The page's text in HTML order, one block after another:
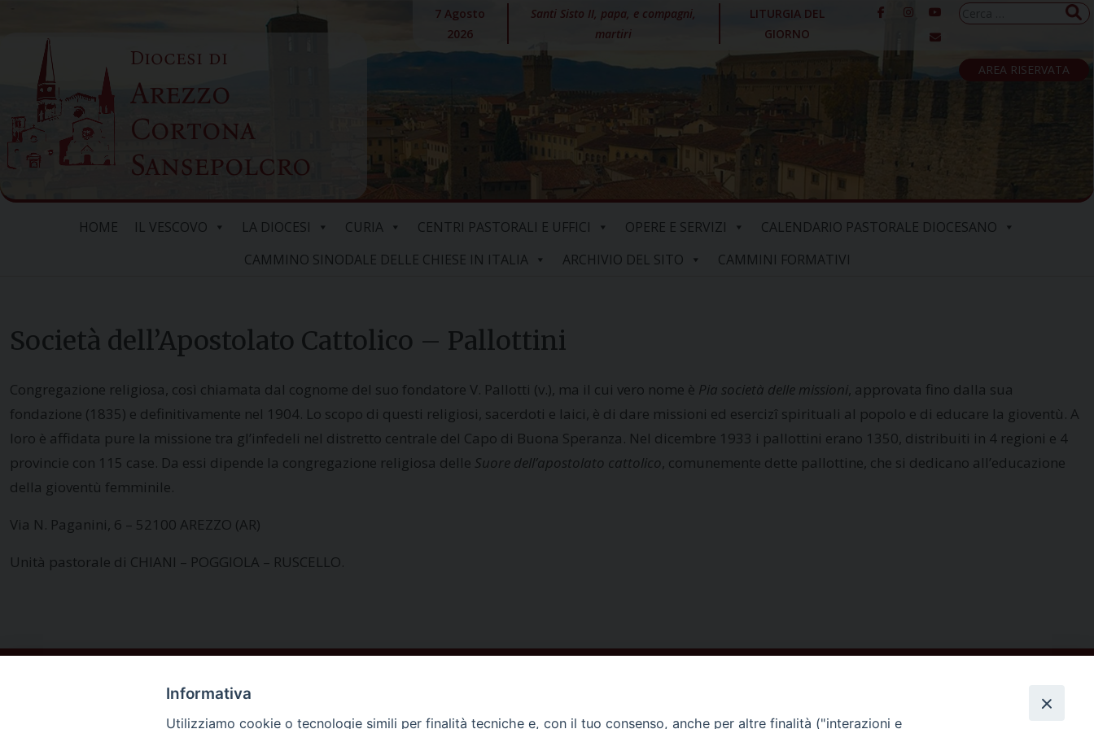
content
Diocesi di
Arezzo
Cortona
Sansepolcro
7 Agosto
2026
Santi Sisto II, papa, e compagni,
martiri
LITURGIA DEL
GIORNO
Ricerca
AREA RISERVATA
HOME IL VESCOVO LA DIOCESI CURIA CENTRI PASTORALI E UFFICI OPERE E SERVIZI
CALENDARIO PASTORALE DIOCESANO
CAMMINO SINODALE DELLE CHIESE IN ITALIA
ARCHIVIO DEL SITO CAMMINI FORMATIVI
Società dell’Apostolato Cattolico – Pallottini
Congregazione religiosa, così chiamata dal cognome del suo fondatore V. Pallotti (v.), ma il cui vero nome è Pia società delle missioni, approvata fino dalla sua
fondazione (1835) e definitivamente nel 1904. Lo scopo di questi religiosi, sacerdoti e laici, è di dare missioni ed esercizî spirituali al popolo e di educare la gioventù. A
loro è affidata pure la missione tra gl’infedeli nel distretto centrale del Capo di Buona Speranza. Nel dicembre 1933 i pallottini erano 1350, distribuiti in 4 regioni e 4
provincie con 115 case. Da essi dipende la congregazione religiosa delle Suore dell’apostolato cattolico, comunemente dette pallottine, che si dedicano all’educazione
della gioventù femminile.
Via N. Paganini, 6 – 52100 AREZZO (AR)
Unità pastorale di CHIANI – POGGIOLA – RUSCELLO.
Informativa
Utilizziamo cookie o tecnologie simili per finalità tecniche e, con il tuo consenso, anche per altre finalità ("interazioni e